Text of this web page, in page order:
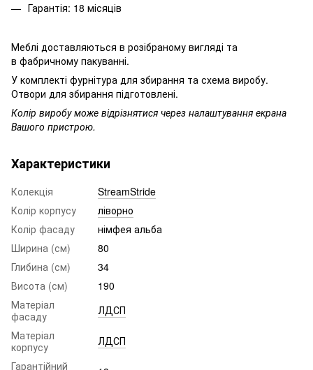
Гарантія: 18 місяців
Меблі доставляються в розібраному вигляді та
в фабричному пакуванні.
У комплекті фурнітура для збирання та схема виробу.
Отвори для збирання підготовлені.
Колір виробу може відрізнятися через налаштування екрана
Вашого пристрою.
Характеристики
Колекція
StreamStride
Колір корпусу
ліворно
Колір фасаду
німфея альба
Ширина (см)
80
Глибина (см)
34
Висота (см)
190
Матеріал
фасаду
ЛДСП
Матеріал
корпусу
ЛДСП
Гарантійний